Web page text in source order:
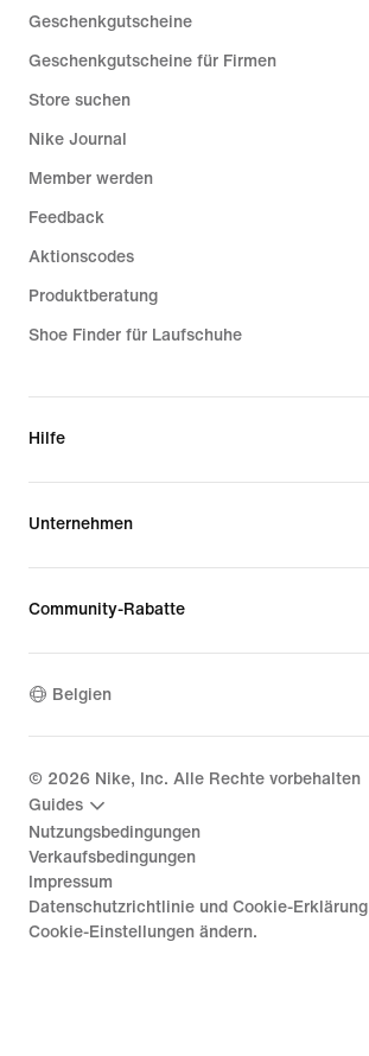
Geschenkgutscheine
Geschenkgutscheine für Firmen
Store suchen
Nike Journal
Member werden
Feedback
Aktionscodes
Produktberatung
Shoe Finder für Laufschuhe
Hilfe
Unternehmen
Community-Rabatte
Belgien
© 2026 Nike, Inc. Alle Rechte vorbehalten
Guides
Nutzungsbedingungen
Verkaufsbedingungen
Impressum
Datenschutzrichtlinie und Cookie-Erklärung
Cookie-Einstellungen ändern.